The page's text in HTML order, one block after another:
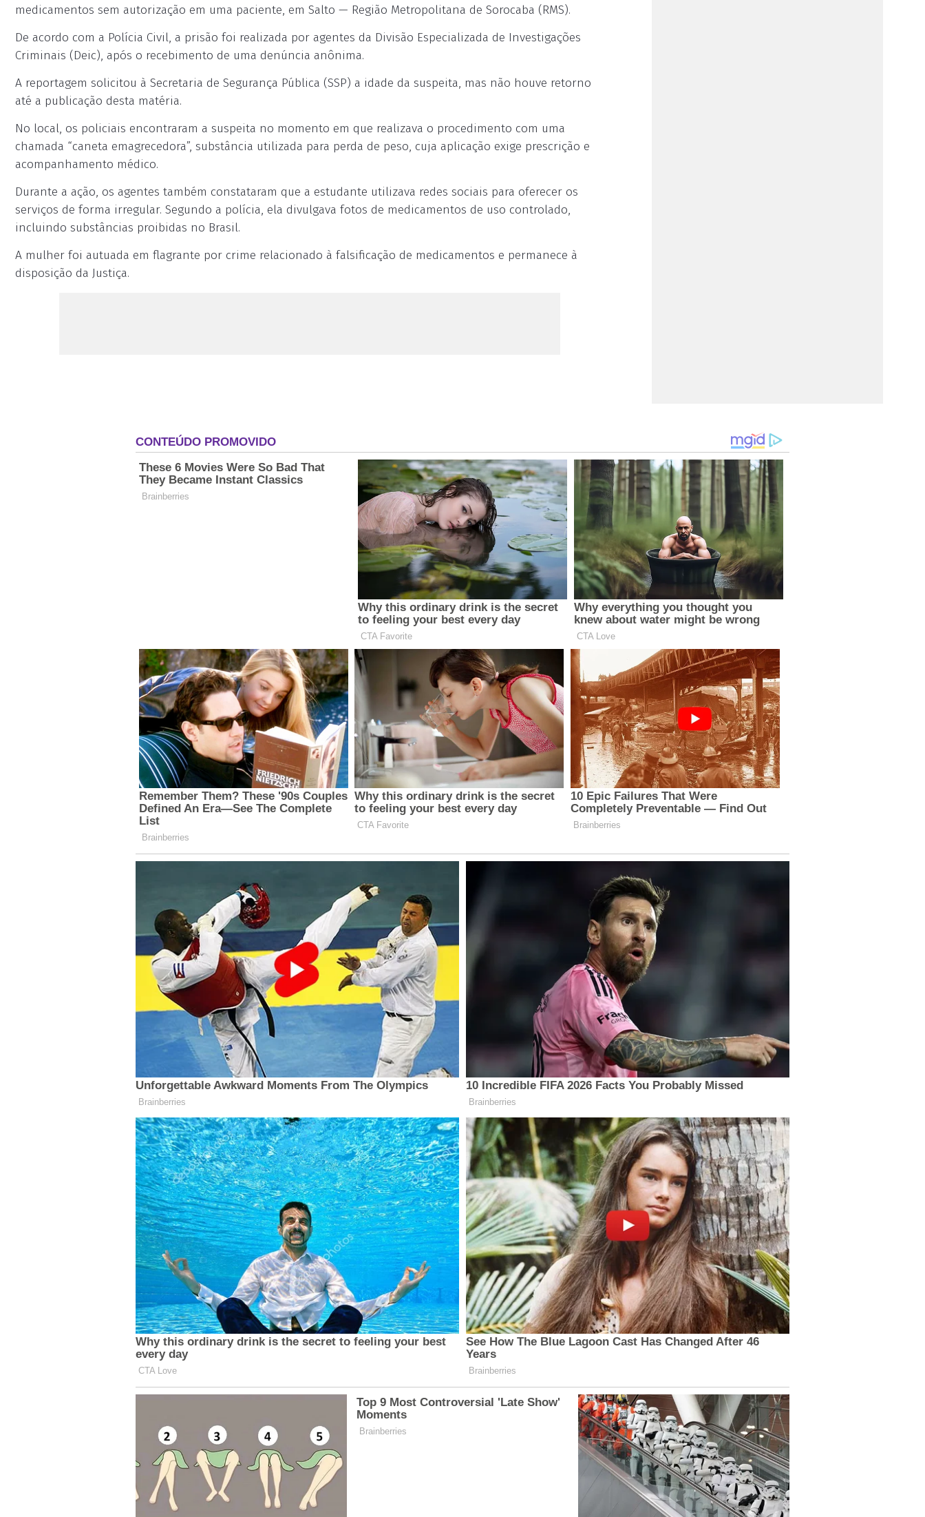
medicamentos sem autorização em uma paciente, em Salto — Região Metropolitana de Sorocaba (RMS).
De acordo com a Polícia Civil, a prisão foi realizada por agentes da Divisão Especializada de Investigações
Criminais (Deic), após o recebimento de uma denúncia anônima.
A reportagem solicitou à Secretaria de Segurança Pública (SSP) a idade da suspeita, mas não houve retorno
até a publicação desta matéria.
No local, os policiais encontraram a suspeita no momento em que realizava o procedimento com uma
chamada “caneta emagrecedora”, substância utilizada para perda de peso, cuja aplicação exige prescrição e
acompanhamento médico.
Durante a ação, os agentes também constataram que a estudante utilizava redes sociais para oferecer os
serviços de forma irregular. Segundo a polícia, ela divulgava fotos de medicamentos de uso controlado,
incluindo substâncias proibidas no Brasil.
A mulher foi autuada em flagrante por crime relacionado à falsificação de medicamentos e permanece à
disposição da Justiça.